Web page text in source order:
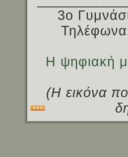
3ο
Η ψηφιακή
(Η εικόνα